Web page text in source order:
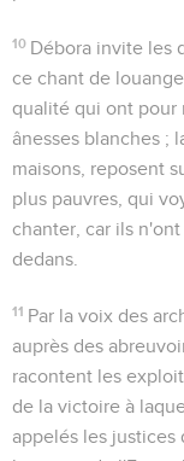
10 Débora invite les
ce chant de
qualité qui ont pour
ânesses blanches ;
maisons, reposent
plus pauvres, qui
chanter, car ils
dedans.
11 Par la voix des
auprès des
racontent les
de la victoire à
appelés les justices